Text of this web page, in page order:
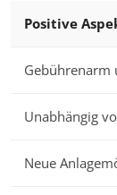
Positive
Gebührenarm
Unabhängig
Neue